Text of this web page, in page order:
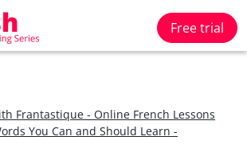
Free trial
Frantastique - Online French Lessons
You Can and Should Learn -